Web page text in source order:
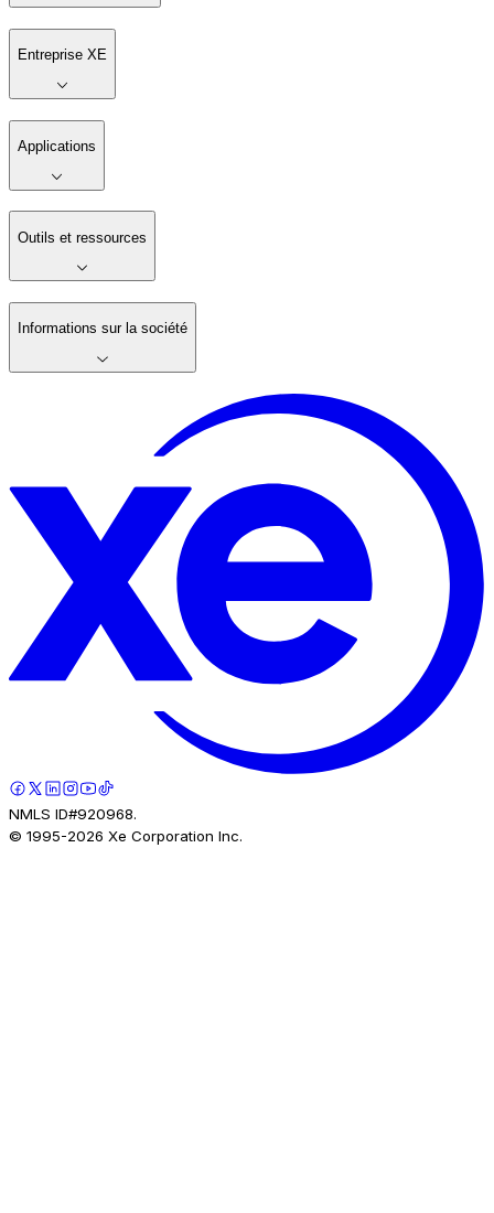
Entreprise XE
Applications
Outils et ressources
Informations sur la société
NMLS ID#920968.
© 1995-2026 Xe Corporation Inc.